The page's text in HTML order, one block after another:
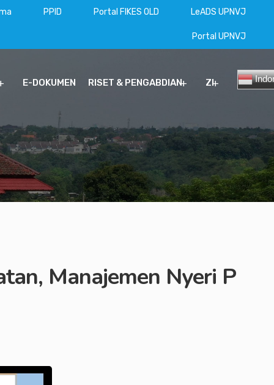
PPID Portal FIKES OLD LeADS UPNVJ
Portal UPNVJ
E-DOKUMEN RISET & PENGABDIAN ZI
Manajemen Nyeri P